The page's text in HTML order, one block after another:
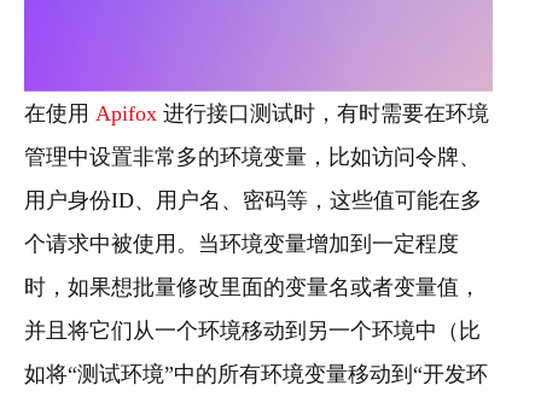
在使用 Apifox 进行接口测试时，有时需要在环境
管理中设置非常多的环境变量，比如访问令牌、
用户身份ID、用户名、密码等，这些值可能在多
个请求中被使用。当环境变量增加到一定程度
时，如果想批量修改里面的变量名或者变量值，
并且将它们从一个环境移动到另一个环境中（比
如将“测试环境”中的所有环境变量移动到“开发环